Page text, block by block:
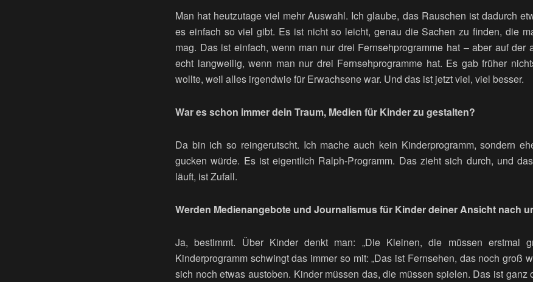
Man hat heutzutage viel mehr Auswahl. Ich glaube, das Rauschen ist dadurch
es einfach so viel gibt. Es ist nicht so leicht, genau die Sachen zu finden, die
mag. Das ist einfach, wenn man nur drei Fernsehprogramme hat – aber auf der
echt langweilig, wenn man nur drei Fernsehprogramme hat. Es gab früher
wollte, weil alles irgendwie für Erwachsene war. Und das ist jetzt viel, viel besser.
War es schon immer dein Traum, Medien für Kinder zu gestalten?
Da bin ich so reingerutscht. Ich mache auch kein Kinderprogramm, sondern
gucken würde. Es ist eigentlich Ralph-Programm. Das zieht sich durch, und
läuft, ist Zufall.
Werden Medienangebote und Journalismus für Kinder deiner Ansicht nach
Ja, bestimmt. Über Kinder denkt man: „Die Kleinen, die müssen erstmal
Kinderprogramm schwingt das immer so mit: „Das ist Fernsehen, das noch groß
sich noch etwas austoben. Kinder müssen das, die müssen spielen. Das ist ganz